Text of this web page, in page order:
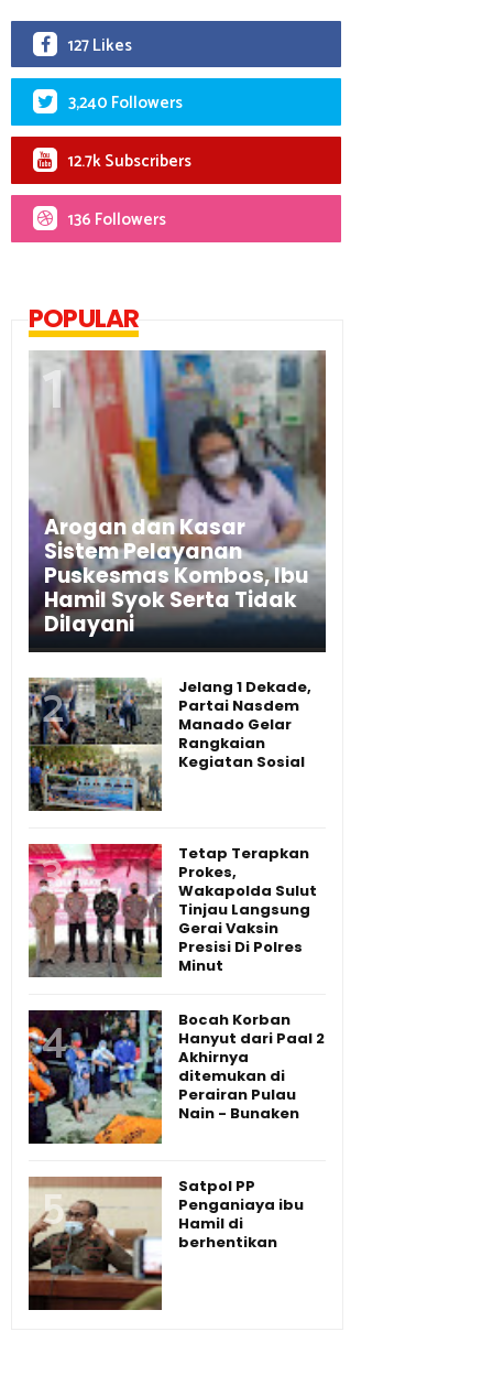
127 Likes
3,240 Followers
12.7k Subscribers
136 Followers
POPULAR
Arogan dan Kasar
Sistem Pelayanan
Puskesmas Kombos, Ibu
Hamil Syok Serta Tidak
Dilayani
Jelang 1 Dekade,
Partai Nasdem
Manado Gelar
Rangkaian
Kegiatan Sosial
Tetap Terapkan
Prokes,
Wakapolda Sulut
Tinjau Langsung
Gerai Vaksin
Presisi Di Polres
Minut
Bocah Korban
Hanyut dari Paal 2
Akhirnya
ditemukan di
Perairan Pulau
Nain - Bunaken
Satpol PP
Penganiaya ibu
Hamil di
berhentikan